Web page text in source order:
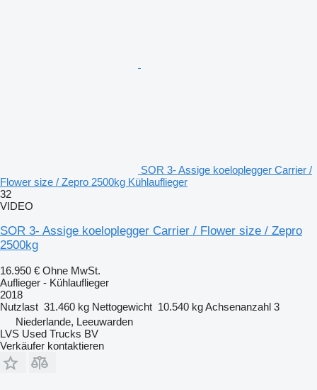
SOR 3- Assige koeloplegger Carrier /
Flower size / Zepro 2500kg Kühlauflieger
32
VIDEO
SOR 3- Assige koeloplegger Carrier / Flower size / Zepro
2500kg
16.950 € Ohne MwSt.
Auflieger - Kühlauflieger
2018
Nutzlast 31.460 kg Nettogewicht 10.540 kgAchsenanzahl 3
Niederlande, Leeuwarden
LVS Used Trucks BV
Verkäufer kontaktieren